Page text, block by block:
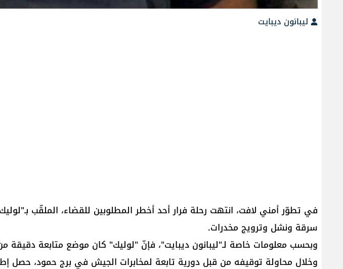
ليبانون ديبايت
في تطوّر أمني لافت، انتهت رحلة فرار أحد أخطر المطلوبين للقضاء، الملقّب
سرقة ونشل وترويج مخدرات.
وبحسب معلومات خاصة لـ"ليبانون ديبايت"، فإنّ "لوليك" كان موضع متابعة دقيقة
وخلال محاولة توقيفه من قبل دورية تابعة لمخابرات الجيش في برج حمود، حصل